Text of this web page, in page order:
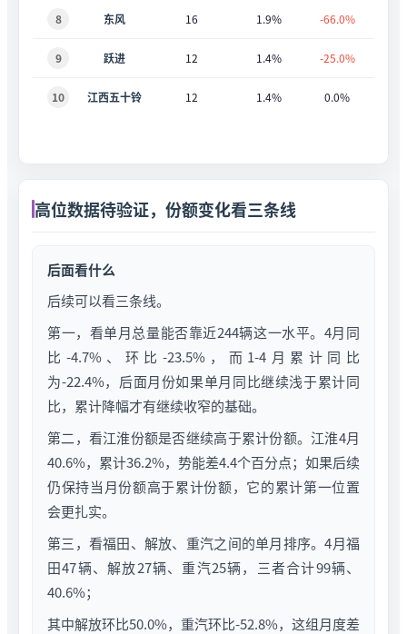
8 东风 16 1.9% -66.0%
9 跃进 12 1.4% -25.0%
10 江西五十铃 12 1.4% 0.0%
高位数据待验证，份额变化看三条线
后面看什么
后续可以看三条线。
第一，看单月总量能否靠近244辆这一水平。4月同
比-4.7%、环比-23.5%，而1-4月累计同比
为-22.4%，后面月份如果单月同比继续浅于累计同
比，累计降幅才有继续收窄的基础。
第二，看江淮份额是否继续高于累计份额。江淮4月
40.6%，累计36.2%，势能差4.4个百分点；如果后续
仍保持当月份额高于累计份额，它的累计第一位置
会更扎实。
第三，看福田、解放、重汽之间的单月排序。4月福
田47辆、解放27辆、重汽25辆，三者合计99辆、
40.6%；
其中解放环比50.0%，重汽环比-52.8%，这组月度差